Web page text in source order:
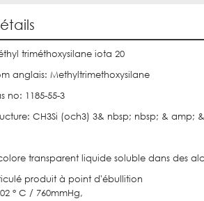
triméthoxysilane iota 20
anglais: Methyltrimethoxysilane
no: 1185-55-3
CH3Si (och3) 3& nbsp; nbsp; &
transparent liquide soluble dans des
produit à point d'ébullition
° C / 760mmHg,